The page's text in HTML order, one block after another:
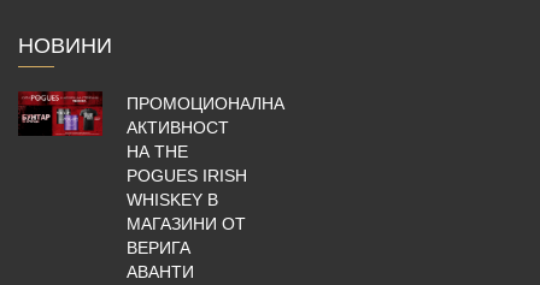
НОВИНИ
ПРОМОЦИОНАЛНА
АКТИВНОСТ
НА THE
POGUES IRISH
WHISKEY В
МАГАЗИНИ ОТ
ВЕРИГА
АВАНТИ